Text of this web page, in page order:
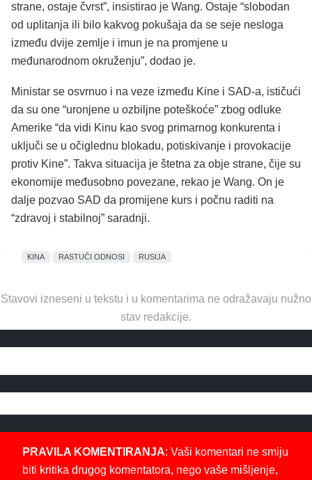
strane, ostaje čvrst”, insistirao je Wang. Ostaje “slobodan
od uplitanja ili bilo kakvog pokušaja da se seje nesloga
između dvije zemlje i imun je na promjene u
međunarodnom okruženju”, dodao je.
Ministar se osvrnuo i na veze između Kine i SAD-a, ističući
da su one “uronjene u ozbiljne poteškoće” zbog odluke
Amerike “da vidi Kinu kao svog primarnog konkurenta i
uključi se u očiglednu blokadu, potiskivanje i provokacije
protiv Kine”. Takva situacija je štetna za obje strane, čije su
ekonomije međusobno povezane, rekao je Wang. On je
dalje pozvao SAD da promijene kurs i počnu raditi na
“zdravoj i stabilnoj” saradnji.
KINA RASTUĆI ODNOSI RUSIJA
Stavovi izneseni u tekstu i u komentarima ne odražavaju nužno
stav redakcije.
PRAVILA KOMENTIRANJA: Vaši komentari ne smiju
biti kritika drugog komentatora, nego vaše mišljenje,